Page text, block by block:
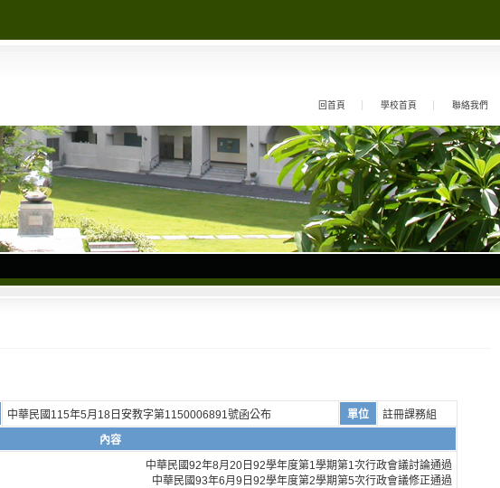
回首頁 學校首頁 聯絡我們
中華民國115年5月18日安教字第1150006891號函公布 單位
註冊課務組
內容
中華民國92年8月20日92學年度第1學期第1次行政會議討論通過
中華民國93年6月9日92學年度第2學期第5次行政會議修正通過